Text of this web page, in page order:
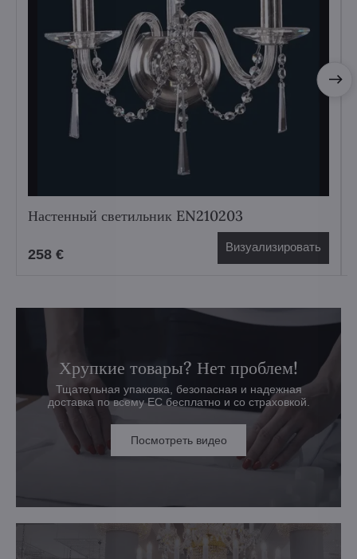
Настенный светильник EN210203
258 € Визуализировать
Хрупкие товары? Нет проблем!
Тщательная упаковка, безопасная и надежная
доставка по всему ЕС бесплатно и со страховкой.
Посмотреть видео